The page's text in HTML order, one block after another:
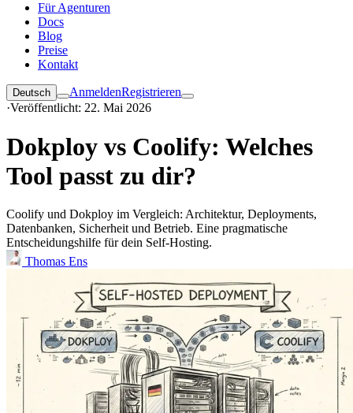
Für Agenturen
Docs
Blog
Preise
Kontakt
Deutsch AnmeldenRegistrieren
·Veröffentlicht: 22. Mai 2026
Dokploy vs Coolify: Welches
Tool passt zu dir?
Coolify und Dokploy im Vergleich: Architektur, Deployments,
Datenbanken, Sicherheit und Betrieb. Eine pragmatische
Entscheidungshilfe für dein Self-Hosting.
Thomas Ens